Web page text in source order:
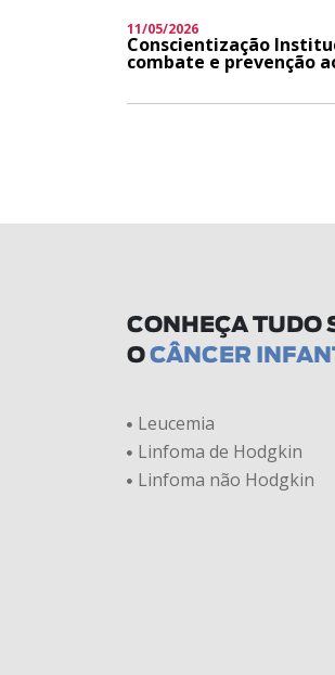
11/05/2026
Conscientização
combate e prevenção
CONHEÇA TUDO
O CÂNCER
Leucemia
Linfoma de Hodgkin
Linfoma não Hodgkin